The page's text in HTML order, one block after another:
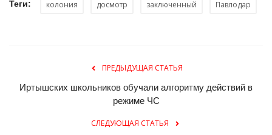
Теги: колония досмотр заключенный Павлодар
ПРЕДЫДУЩАЯ СТАТЬЯ
Иртышских школьников обучали алгоритму действий в
режиме ЧС
СЛЕДУЮЩАЯ СТАТЬЯ